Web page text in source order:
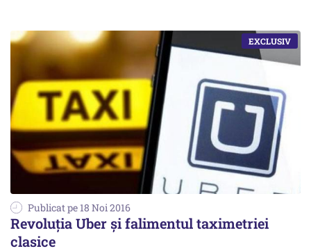
Publicat pe 18 Noi 2016
Revoluția Uber și falimentul taximetriei
clasice